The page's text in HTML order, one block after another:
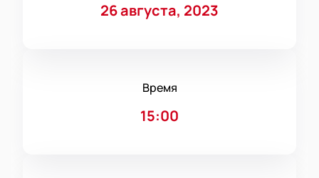
26 августа, 2023
Время
15:00